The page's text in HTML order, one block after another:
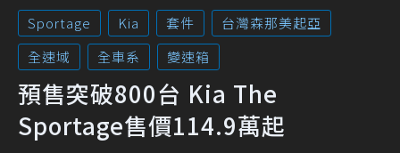
Sportage Kia 套件
台灣森那美起亞
全速域
全車系 變速箱
預售突破800台 Kia The
Sportage售價114.9萬起